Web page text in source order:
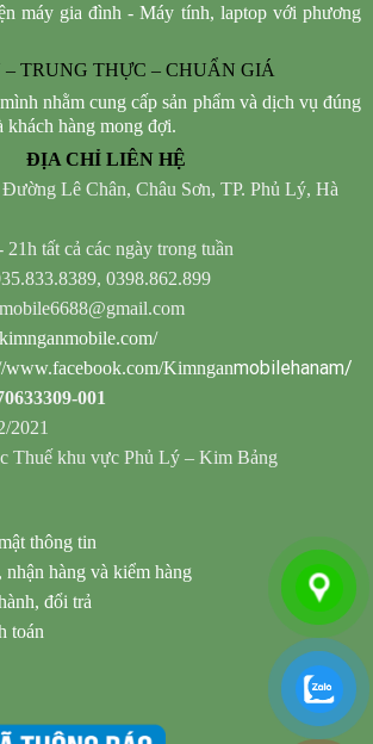
máy gia đình - Máy tính, laptop với phương
TRUNG THỰC – CHUẨN GIÁ
nhằm cung cấp sản phẩm và dịch vụ đúng
hàng mong đợi.
ĐỊA CHỈ LIÊN HỆ
Lê Chân, Châu Sơn, TP. Phủ Lý, Hà
21h tất cả các ngày trong tuần
0398.862.899
www.facebook.com/Kimnganmobilehanam/
001
2021
Thuế khu vực Phủ Lý – Kim Bảng
thông tin
nhận hàng và kiểm hàng
đổi trả
toán